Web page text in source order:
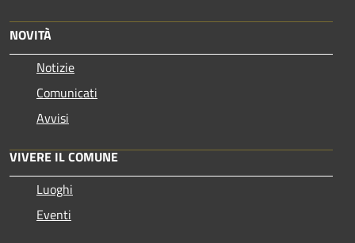
NOVITÀ
Notizie
Comunicati
Avvisi
VIVERE IL COMUNE
Luoghi
Eventi